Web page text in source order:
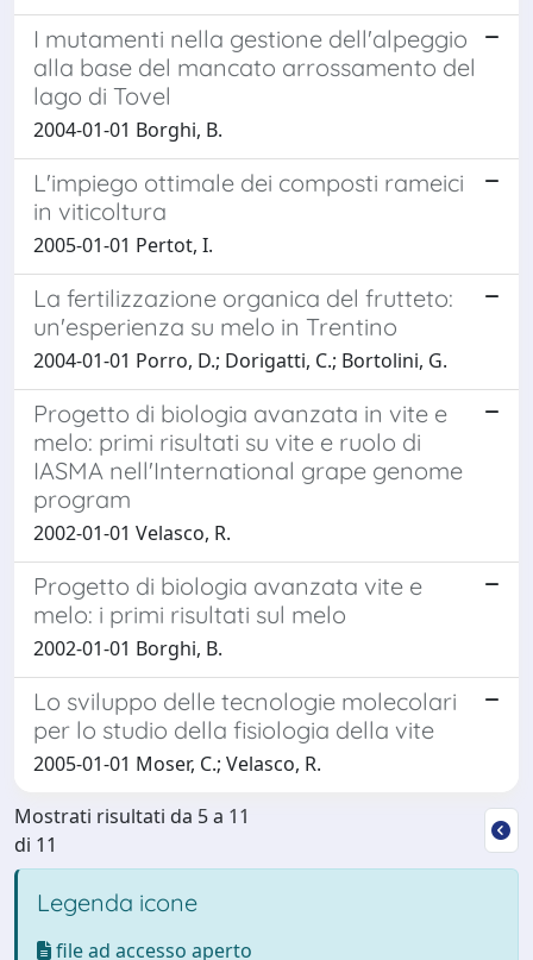
I mutamenti nella gestione dell'alpeggio
alla base del mancato arrossamento del
lago di Tovel
2004-01-01 Borghi, B.
L'impiego ottimale dei composti rameici
in viticoltura
2005-01-01 Pertot, I.
La fertilizzazione organica del frutteto:
un'esperienza su melo in Trentino
2004-01-01 Porro, D.; Dorigatti, C.; Bortolini, G.
Progetto di biologia avanzata in vite e
melo: primi risultati su vite e ruolo di
IASMA nell'International grape genome
program
2002-01-01 Velasco, R.
Progetto di biologia avanzata vite e
melo: i primi risultati sul melo
2002-01-01 Borghi, B.
Lo sviluppo delle tecnologie molecolari
per lo studio della fisiologia della vite
2005-01-01 Moser, C.; Velasco, R.
Mostrati risultati da 5 a 11
di 11
Legenda icone
file ad accesso aperto